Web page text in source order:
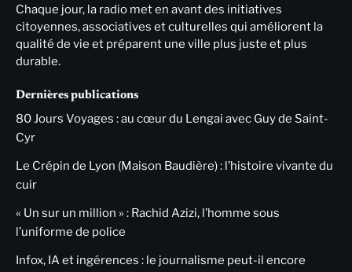
Chaque jour, la radio met en avant des initiatives
citoyennes, associatives et culturelles qui améliorent la
qualité de vie et préparent une ville plus juste et plus
durable.
Dernières publications
80 Jours Voyages : au cœur du Lengai avec Guy de Saint-
Cyr
Le Crépin de Lyon (Maison Baudière) : l’histoire vivante du
cuir
« Un sur un million » : Rachid Azizi, l’homme sous
l’uniforme de police
Infox, IA et ingérences : le journalisme peut-il encore